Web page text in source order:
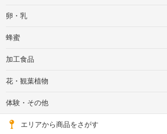
卵・乳
蜂蜜
加工食品
花・観葉植物
体験・その他
エリアから商品をさがす